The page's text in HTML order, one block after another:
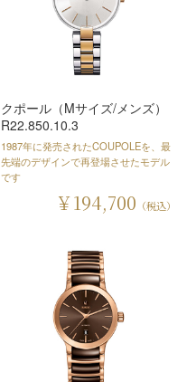
クポール（Mサイズ/メンズ）
R22.850.10.3
1987年に発売されたCOUPOLEを、最
先端のデザインで再登場させたモデル
です
￥194,700 （税込）